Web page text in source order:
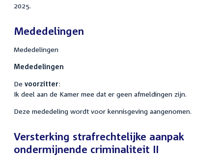
2025.
Mededelingen
Mededelingen
Mededelingen
De voorzitter:
Ik deel aan de Kamer mee dat er geen afmeldingen zijn.
Deze mededeling wordt voor kennisgeving aangenomen.
Versterking strafrechtelijke aanpak
ondermijnende criminaliteit II